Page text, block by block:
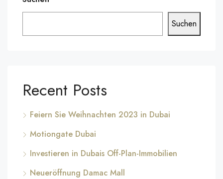
Suchen
Recent Posts
Feiern Sie Weihnachten 2023 in Dubai
Motiongate Dubai
Investieren in Dubais Off-Plan-Immobilien
Neueröffnung Damac Mall